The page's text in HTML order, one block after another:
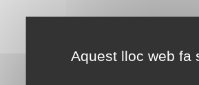
Aquest lloc web fa